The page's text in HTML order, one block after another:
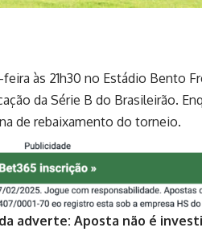
às 21h30 no Estádio Bento
da Série B do Brasileirão.
de rebaixamento do torneio.
adverte: Aposta não é